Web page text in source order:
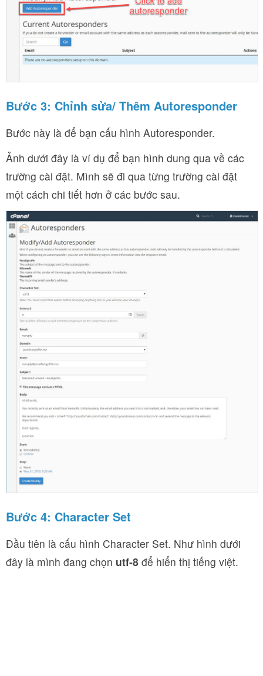
Bước 3: Chỉnh sửa/ Thêm Autoresponder
Bước này là để bạn cấu hình Autoresponder.
Ảnh dưới đây là ví dụ để bạn hình dung qua về các
trường cài đặt. Mình sẽ đi qua từng trường cài đặt
một cách chi tiết hơn ở các bước sau.
Bước 4: Character Set
Đầu tiên là cấu hình Character Set. Như hình dưới
đây là mình đang chọn utf-8 để hiển thị tiếng việt.